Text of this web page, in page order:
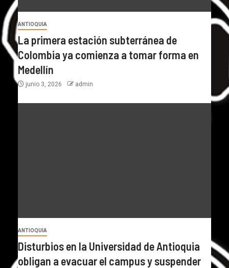
ANTIOQUIA
La primera estación subterránea de
Colombia ya comienza a tomar forma en
Medellín
junio 3, 2026 admin
ANTIOQUIA
Disturbios en la Universidad de Antioquia
obligan a evacuar el campus y suspender